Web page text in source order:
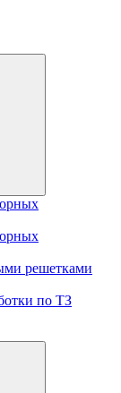
решетками
по ТЗ